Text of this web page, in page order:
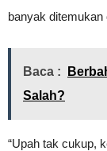
banyak ditemukan
Baca :
Salah?
“Upah tak cukup,